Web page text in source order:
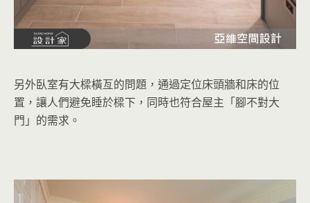
另外臥室有大樑橫亙的問題，通過定位床頭牆和床的位
置，讓人們避免睡於樑下，同時也符合屋主「腳不對大
門」的需求。